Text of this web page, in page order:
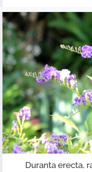
Duranta erecta,